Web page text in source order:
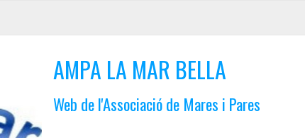
AMPA LA MAR BELLA
Web de l'Associació de Mares i Pares